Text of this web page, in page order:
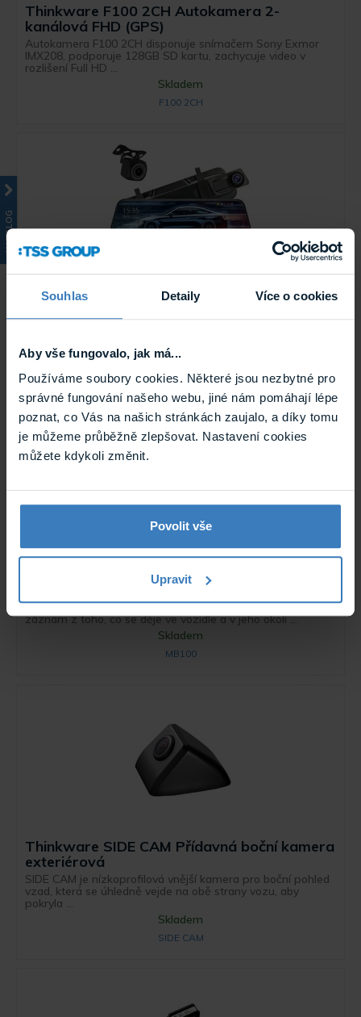
Souhlas Detaily Více o cookies
Aby vše fungovalo, jak má...
Používáme soubory cookies. Některé jsou nezbytné pro
správné fungování našeho webu, jiné nám pomáhají lépe
poznat, co Vás na našich stránkách zaujalo, a díky tomu
je můžeme průběžně zlepšovat. Nastavení cookies
můžete kdykoli změnit.
Povolit vše
Upravit
KATALOG
Thinkware F100 2CH Autokamera 2-
kanálová FHD (GPS)
Autokamera F100 2CH disponuje snímačem Sony Exmor
IMX208, podporuje 128GB SD kartu, zachycuje video v
rozlišení Full HD ...
Skladem
F100 2CH
M700 Autokamera ve zpětném zrcátku,
2-kanálové ...
M700
Thinkware MB100 Video splitr modul 1-4
(F200PRO, nebo T700) až 4 přídavné kamery. Získáte tak
záznam z toho, co se děje ve vozidle a v jeho okolí ...
Skladem
MB100
Thinkware SIDE CAM Přídavná boční kamera
exteriérová
SIDE CAM je nízkoprofilová vnější kamera pro boční pohled
vzad, která se úhledně vejde na obě strany vozu, aby
pokryla ...
Skladem
SIDE CAM